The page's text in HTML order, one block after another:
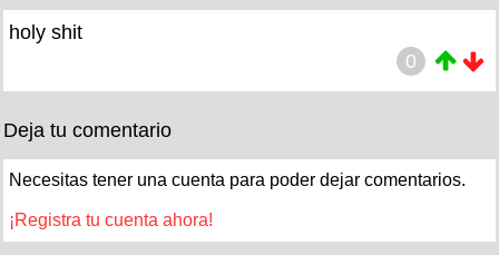
holy shit
0
Deja tu comentario
Necesitas tener una cuenta para poder dejar comentarios.
¡Registra tu cuenta ahora!